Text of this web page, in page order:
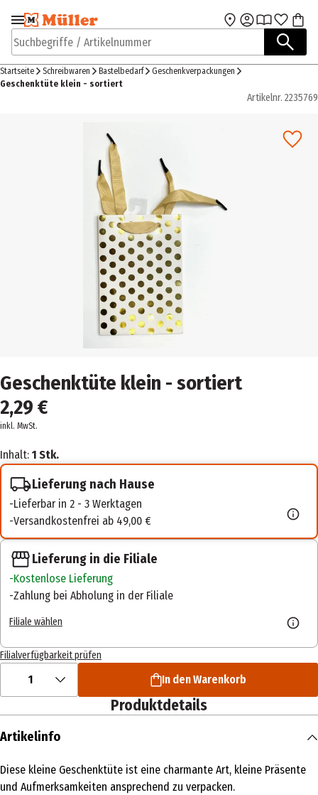
Zur Navigation
springen
Zum Hauptinhalt
Suchbegriffe / Artikelnummer
Startseite Schreibwaren Bastelbedarf
Geschenkverpackungen
Geschenktüte klein - sortiert
Artikelnr. 2235769
Geschenktüte klein - sortiert
2,29 €
inkl. MwSt.
Inhalt: 1 Stk.
Lieferung nach Hause
Lieferbar in 2 - 3 Werktagen
Versandkostenfrei ab 49,00 €
Lieferung in die Filiale
Kostenlose Lieferung
Zahlung bei Abholung in der Filiale
Filiale wählen
Filialverfügbarkeit prüfen
1 In den Warenkorb
Produktdetails
Artikelinfo
Diese kleine Geschenktüte ist eine charmante Art, kleine Präsente
und Aufmerksamkeiten ansprechend zu verpacken.